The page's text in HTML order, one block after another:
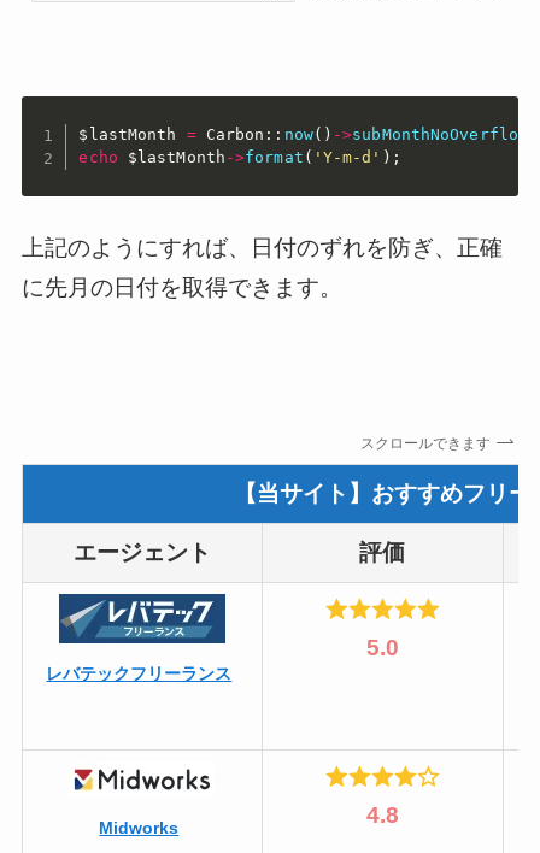
$lastMonth = Carbon : : now( ) ->subMonthNoOverflow
echo
$lastMonth ->format ( 'Y-m-d' ) ;
上記のようにすれば、日付のずれを防ぎ、正確
に先月の日付を取得できます。
スクロールできます
【当サイト】おすすめフリ
エージェント 評価
レバテックフリーランス
5.0
Midworks 4.8